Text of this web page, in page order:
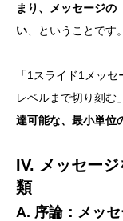
まり、メッセージの
い 、ということです。
「1スライド1メッ
レベルまで切り刻む
達可能な、最小単位
IV. メッセー
類
A. 序論：メッ